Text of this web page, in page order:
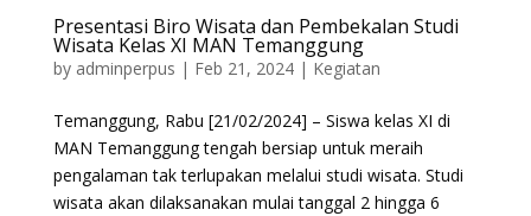
Presentasi Biro Wisata dan Pembekalan Studi
Wisata Kelas XI MAN Temanggung
by adminperpus | Feb 21, 2024| Kegiatan
Temanggung, Rabu [21/02/2024] – Siswa kelas XI di
MAN Temanggung tengah bersiap untuk meraih
pengalaman tak terlupakan melalui studi wisata. Studi
wisata akan dilaksanakan mulai tanggal 2 hingga 6